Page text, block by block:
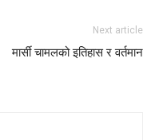
Next article
मार्सी चामलको इतिहास र वर्तमान